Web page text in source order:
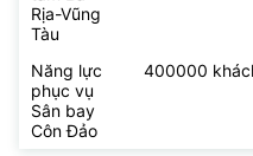
Rịa-Vũng
Tàu
Năng lực
phục vụ
Sân bay
Côn Đảo
400000